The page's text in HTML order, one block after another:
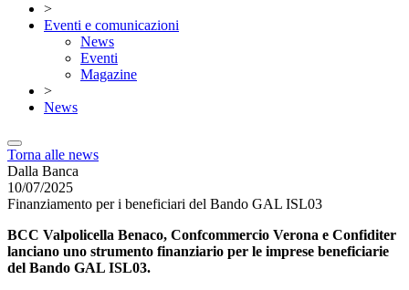
>
Eventi e comunicazioni
News
Eventi
Magazine
>
News
Torna alle news
Dalla Banca
10/07/2025
Finanziamento per i beneficiari del Bando GAL ISL03
BCC Valpolicella Benaco, Confcommercio Verona e Confiditer
lanciano uno strumento finanziario per le imprese beneficiarie
del Bando GAL ISL03.